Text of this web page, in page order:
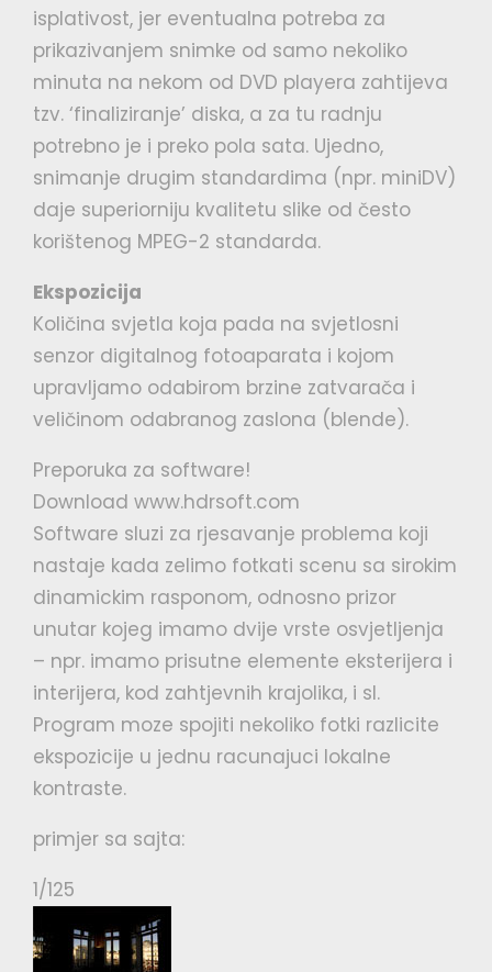
isplativost, jer eventualna potreba za
prikazivanjem snimke od samo nekoliko
minuta na nekom od DVD playera zahtijeva
tzv. ‘finaliziranje’ diska, a za tu radnju
potrebno je i preko pola sata. Ujedno,
snimanje drugim standardima (npr. miniDV)
daje superiorniju kvalitetu slike od često
korištenog MPEG-2 standarda.
Ekspozicija
Količina svjetla koja pada na svjetlosni
senzor digitalnog fotoaparata i kojom
upravljamo odabirom brzine zatvarača i
veličinom odabranog zaslona (blende).
Preporuka za software!
Download www.hdrsoft.com
Software sluzi za rjesavanje problema koji
nastaje kada zelimo fotkati scenu sa sirokim
dinamickim rasponom, odnosno prizor
unutar kojeg imamo dvije vrste osvjetljenja
– npr. imamo prisutne elemente eksterijera i
interijera, kod zahtjevnih krajolika, i sl.
Program moze spojiti nekoliko fotki razlicite
ekspozicije u jednu racunajuci lokalne
kontraste.
primjer sa sajta:
1/125